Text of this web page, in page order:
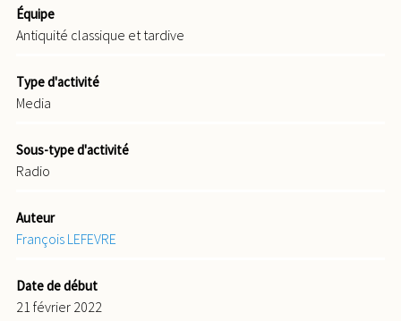
Équipe
Antiquité classique et tardive
Type d'activité
Media
Sous-type d'activité
Radio
Auteur
François LEFEVRE
Date de début
21 février 2022